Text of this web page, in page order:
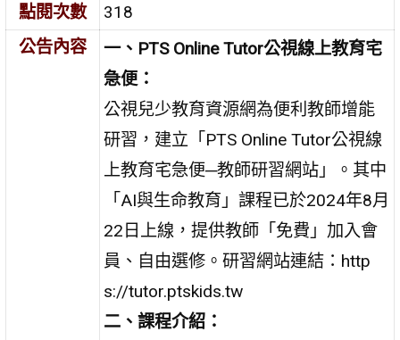
點閱次數
318
公告內容
一、PTS Online Tutor公視線上教育宅
急便：
公視兒少教育資源網為便利教師增能
研習，建立「PTS Online Tutor公視線
上教育宅急便─教師研習網站」。其中
「AI與生命教育」課程已於2024年8月
22日上線，提供教師「免費」加入會
員、自由選修。研習網站連結：http
s://tutor.ptskids.tw
二、課程介紹：